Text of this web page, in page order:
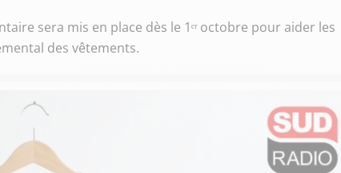
sera mis en place dès le 1ᵉʳ octobre pour aider les
des vêtements.